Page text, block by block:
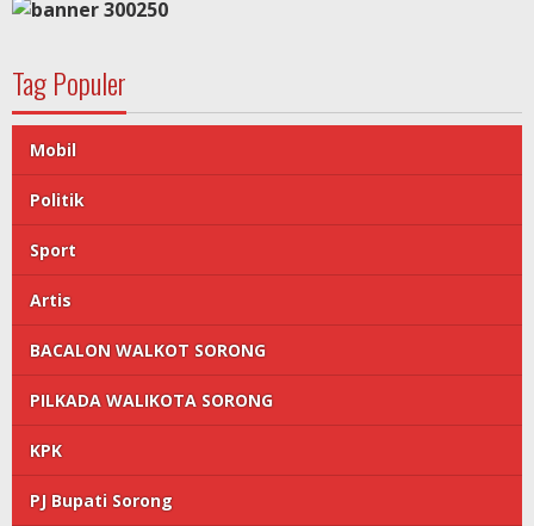
Tag Populer
Mobil
Politik
Sport
Artis
BACALON WALKOT SORONG
PILKADA WALIKOTA SORONG
KPK
PJ Bupati Sorong